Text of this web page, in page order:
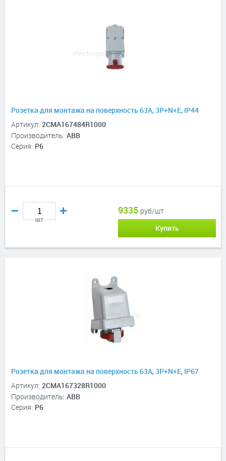
Розетка для монтажа на поверхность 63A, 3P+N+E, IP44
Артикул: 2CMA167484R1000
Производитель: ABB
Серия: P6
шт
9335 руб/шт
Купить
Розетка для монтажа на поверхность 63A, 3P+N+E, IP67
Артикул: 2CMA167328R1000
Производитель: ABB
Серия: P6